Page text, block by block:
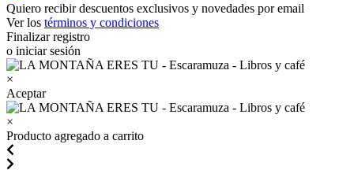
Quiero recibir descuentos exclusivos y novedades por email
Ver los términos y condiciones
Finalizar registro
o iniciar sesión
×
Aceptar
×
Producto agregado a carrito